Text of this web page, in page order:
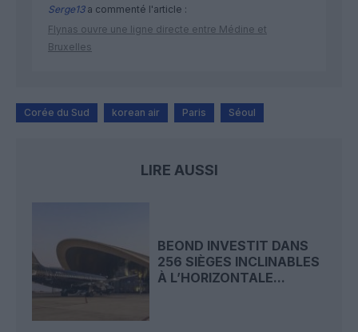
Serge13a commenté l'article :
Flynas ouvre une ligne directe entre Médine et
Bruxelles
Corée du Sud korean air Paris Séoul
LIRE AUSSI
BEOND INVESTIT DANS
256 SIÈGES INCLINABLES
À L’HORIZONTALE...